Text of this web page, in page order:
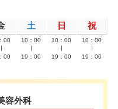
土 日 祝
00
00
10：00
19：00
10：00
19：00
10：00
19：00
容外科